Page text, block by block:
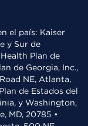
el país: Kaiser
y Sur de
Plan de
de Georgia, Inc.,
NE, Atlanta,
de Estados del
y Washington,
MD, 20785 •